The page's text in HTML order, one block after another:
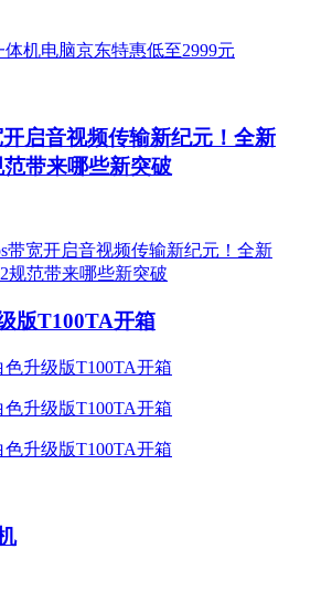
启音视频传输新纪元！全新
带来哪些新突破
版T100TA开箱